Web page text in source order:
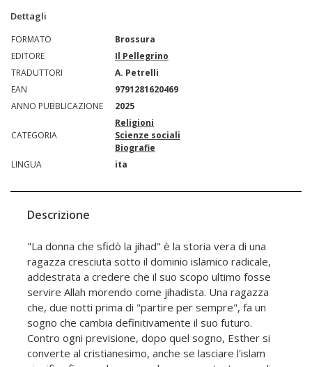
Dettagli
FORMATO
Brossura
EDITORE
Il Pellegrino
TRADUTTORI
A. Petrelli
EAN
9791281620469
ANNO PUBBLICAZIONE
2025
CATEGORIA
Religioni
Scienze sociali
Biografie
LINGUA
ita
Descrizione
"La donna che sfidò la jihad" è la storia vera di una
ragazza cresciuta sotto il dominio islamico radicale,
addestrata a credere che il suo scopo ultimo fosse
servire Allah morendo come jihadista. Una ragazza
che, due notti prima di "partire per sempre", fa un
sogno che cambia definitivamente il suo futuro.
Contro ogni previsione, dopo quel sogno, Esther si
converte al cristianesimo, anche se lasciare l'islam